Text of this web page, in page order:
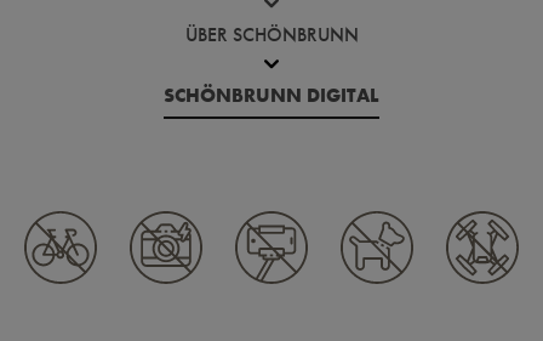
ÜBER SCHÖNBRUNN
SCHÖNBRUNN DIGITAL